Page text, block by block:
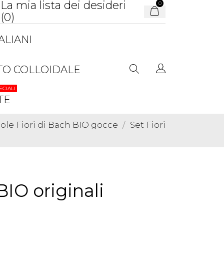
La mia lista dei desideri
(0)
0
COLLOIDALE
Fiori di Bach BIO gocce
Set Fiori
originali